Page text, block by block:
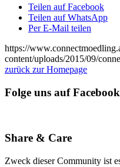
Teilen auf Facebook
Teilen auf WhatsApp
Per E-Mail teilen
https://
content/uploads/2015/09/
zurück zur Homepage
Folge uns auf Facebook
Share & Care
Zweck dieser Community ist